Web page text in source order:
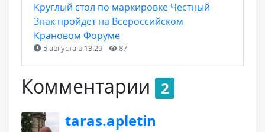
Круглый стол по маркировке Честный
Знак пройдет на Всероссийском
Крановом Форуме
5 августа в 13:29 87
Комментарии
2
taras.apletin